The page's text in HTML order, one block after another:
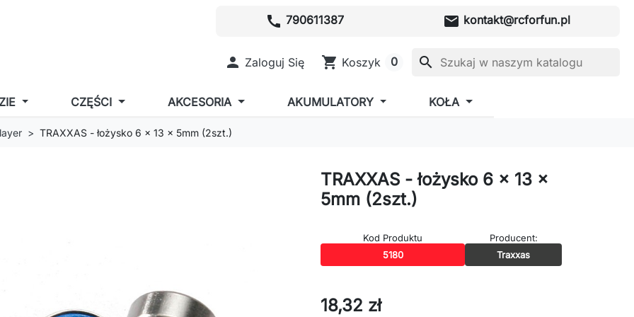
call 790611387 mail kontakt@rcforfun.pl
 Zaloguj Się shopping_cart Koszyk 0 search
CZĘŚCI AKCESORIA AKUMULATORY KOŁA
TRAXXAS - łożysko 6 x 13 x 5mm (2szt.)
TRAXXAS - łożysko 6 x 13 x
5mm (2szt.)
Kod Produktu
5180
Producent:
Traxxas
18,32 zł